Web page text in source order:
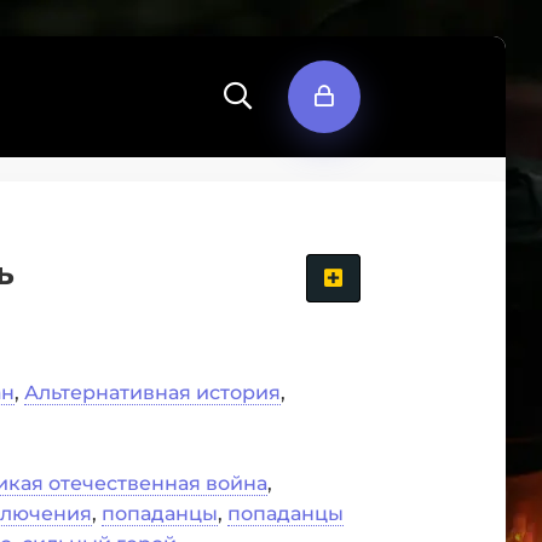
, Альтернативная история,
отечественная война,
, попаданцы, попаданцы